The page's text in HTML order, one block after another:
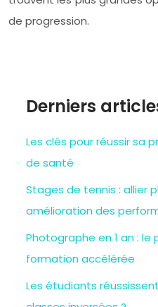
de progression.
Derniers
Les clés pour réussir sa
de santé
Stages de tennis : allier
amélioration des
Photographe en 1 an :
formation accélérée
Les étudiants